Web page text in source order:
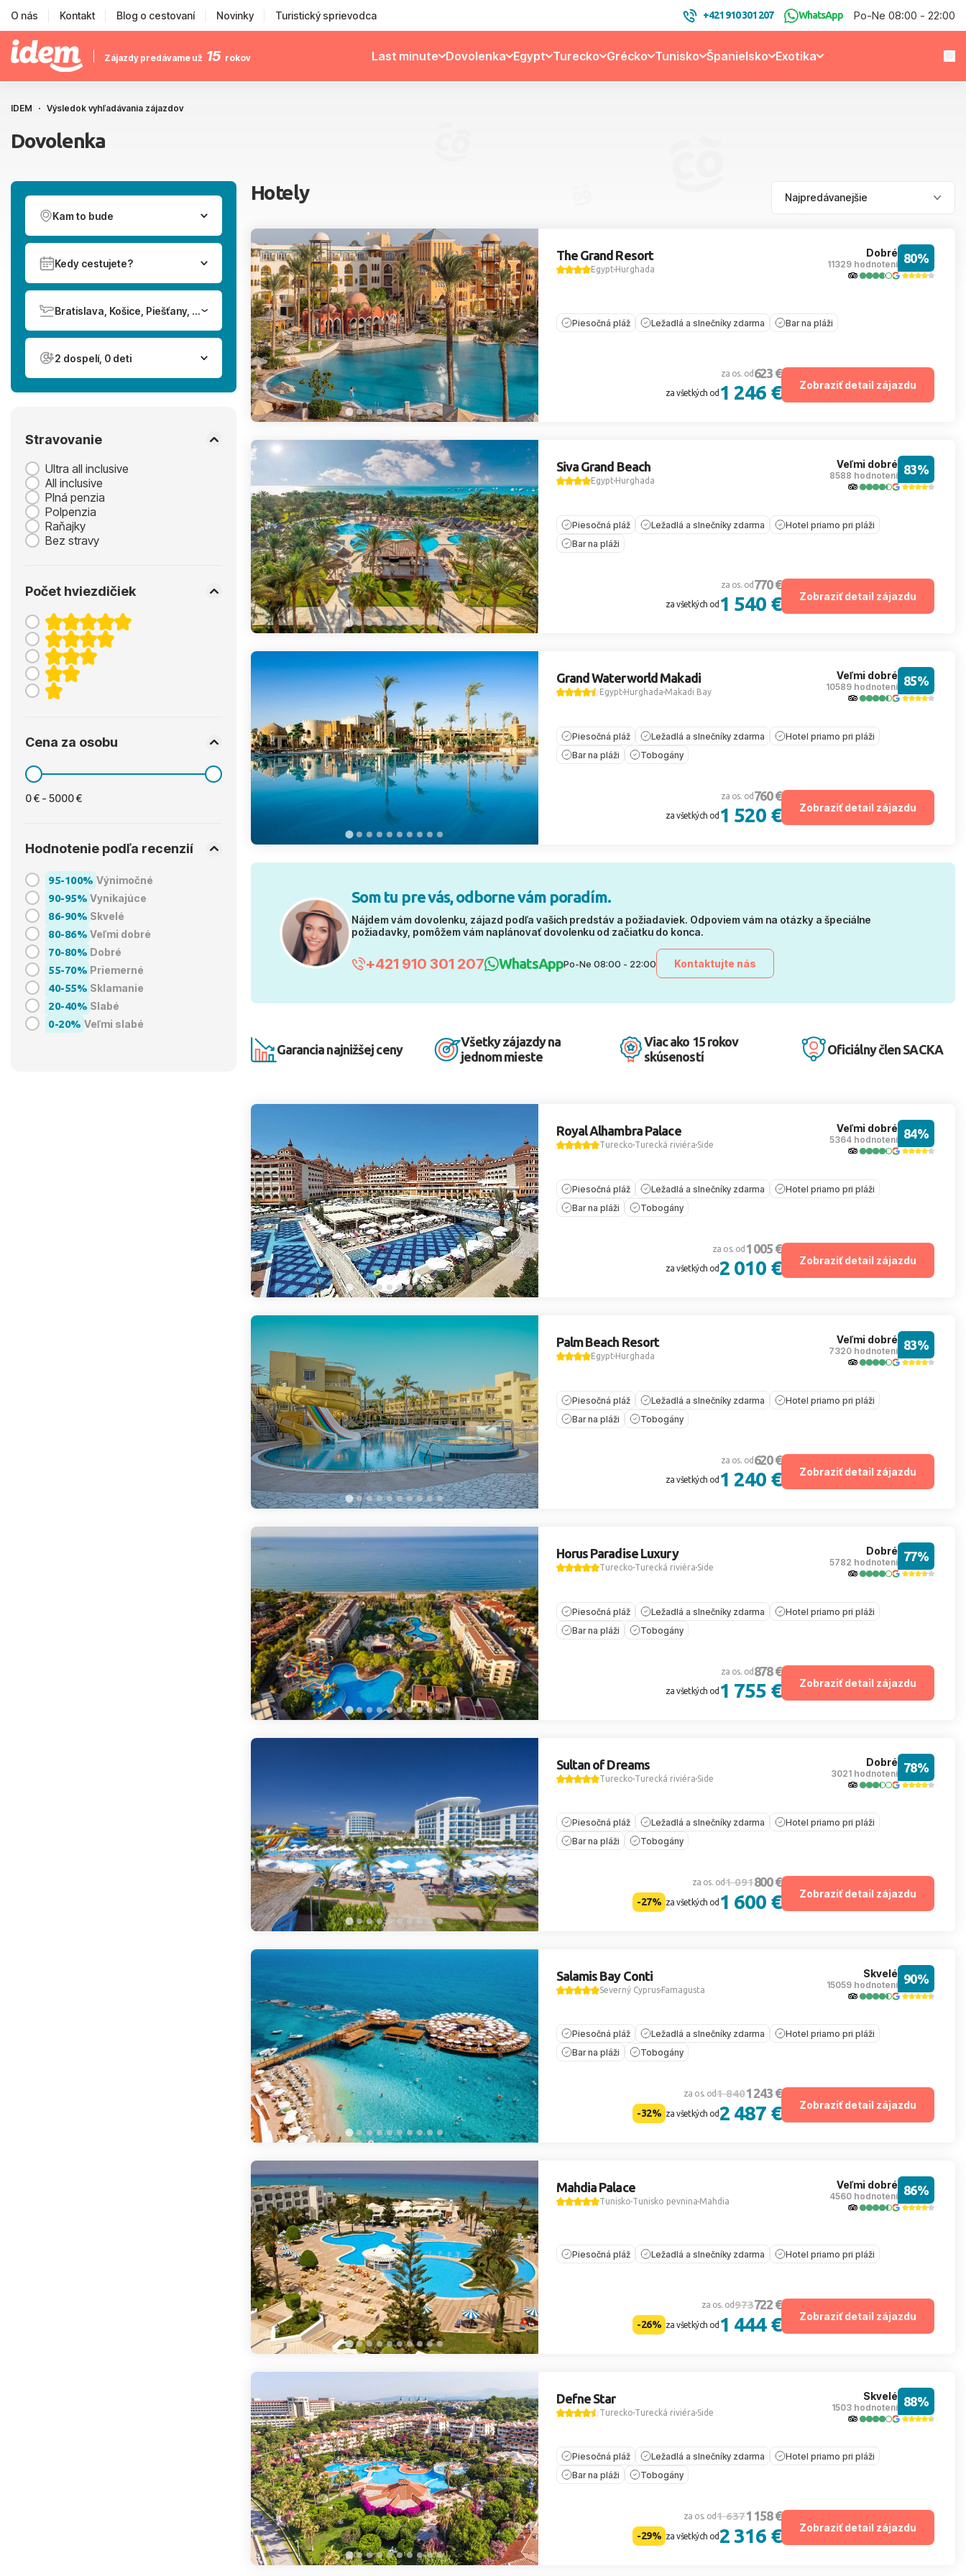
O nás Kontakt Blog o cestovaní Novinky Turistický sprievodca +421 910 301 207 WhatsApp Po-Ne 08:00 - 22:00
Zájazdy predávame už 15 rokov Last minute Dovolenka Egypt Turecko Grécko Tunisko Španielsko Exotika
IDEM Výsledok vyhľadávania zájazdov
Dovolenka
Kam to bude
Kedy cestujete?
Bratislava, Košice, Piešťany, Poprad
2 dospelí, 0 deti
Stravovanie
Ultra all inclusive
All inclusive
Plná penzia
Polpenzia
Raňajky
Bez stravy
Počet hviezdičiek
Cena za osobu
0 € - 5000 €
Hodnotenie podľa recenzií
95-100% Výnimočné
90-95% Vynikajúce
86-90% Skvelé
80-86% Veľmi dobré
70-80% Dobré
55-70% Priemerné
40-55% Sklamanie
20-40% Slabé
0-20% Veľmi slabé
Hotely
The Grand Resort
EgyptHurghada
Dobré
11329 hodnotení 80%
Piesočná pláž Ležadlá a slnečníky zdarma Bar na pláži
za os. od 623 €
za všetkých od 1 246 € Zobraziť detail zájazdu
Siva Grand Beach
EgyptHurghada
Veľmi dobré
8588 hodnotení 83%
Piesočná pláž Ležadlá a slnečníky zdarma
Hotel priamo pri pláži
Bar na pláži
za os. od 770 €
za všetkých od 1 540 € Zobraziť detail zájazdu
Grand Waterworld Makadi
EgyptHurghadaMakadi Bay
Veľmi dobré
10589 hodnotení 85%
Piesočná pláž Ležadlá a slnečníky zdarma
Hotel priamo pri pláži
Bar na pláži
Tobogány
za os. od 760 €
za všetkých od 1 520 € Zobraziť detail zájazdu
Som tu pre vás, odborne vám poradím.
Nájdem vám dovolenku, zájazd podľa vašich predstáv a požiadaviek. Odpoviem vám na otázky a špeciálne
požiadavky, pomôžem vám naplánovať dovolenku od začiatku do konca.
+421 910 301 207 WhatsAppPo-Ne 08:00 - 22:00 Kontaktujte nás
Garancia najnižšej ceny
Všetky zájazdy na
jednom mieste
Viac ako 15 rokov
skúseností
Oficiálny člen SACKA
Royal Alhambra Palace
TureckoTurecká riviéraSide
Veľmi dobré
5364 hodnotení 84%
Piesočná pláž Ležadlá a slnečníky zdarma
Hotel priamo pri pláži
Bar na pláži
Tobogány
za os. od 1 005 €
za všetkých od2 010 € Zobraziť detail zájazdu
Palm Beach Resort
EgyptHurghada
Veľmi dobré
7320 hodnotení 83%
Piesočná pláž Ležadlá a slnečníky zdarma
Hotel priamo pri pláži
Bar na pláži
Tobogány
za os. od 620 €
za všetkých od 1 240 € Zobraziť detail zájazdu
Horus Paradise Luxury
TureckoTurecká riviéraSide
Dobré
5782 hodnotení 77%
Piesočná pláž Ležadlá a slnečníky zdarma
Hotel priamo pri pláži
Bar na pláži
Tobogány
za os. od 878 €
za všetkých od 1 755 € Zobraziť detail zájazdu
Sultan of Dreams
TureckoTurecká riviéraSide
Dobré
3021 hodnotení 78%
Piesočná pláž Ležadlá a slnečníky zdarma
Hotel priamo pri pláži
Bar na pláži
Tobogány
za os. od1 091800 €
-27% za všetkých od 1 600 € Zobraziť detail zájazdu
Salamis Bay Conti
Severný CyprusFamagusta
Skvelé
15059 hodnotení 90%
Piesočná pláž Ležadlá a slnečníky zdarma
Hotel priamo pri pláži
Bar na pláži
Tobogány
za os. od1 8401 243 €
-32% za všetkých od2 487 € Zobraziť detail zájazdu
Mahdia Palace
TuniskoTunisko pevninaMahdia
Veľmi dobré
4560 hodnotení 86%
Piesočná pláž Ležadlá a slnečníky zdarma Hotel priamo pri pláži
za os. od973722 €
-26% za všetkých od 1 444 € Zobraziť detail zájazdu
Defne Star
TureckoTurecká riviéraSide
Skvelé
1503 hodnotení 88%
Piesočná pláž Ležadlá a slnečníky zdarma
Hotel priamo pri pláži
Bar na pláži
Tobogány
za os. od1 6371 158 €
-29% za všetkých od2 316 € Zobraziť detail zájazdu